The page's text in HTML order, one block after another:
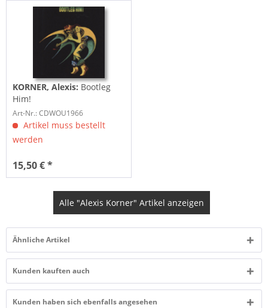
KORNER, Alexis: Bootleg
Him!
Art-Nr.: CDWOU1966
Artikel muss bestellt
werden
15,50 € *
Alle "Alexis Korner" Artikel anzeigen
Ähnliche Artikel
Kunden kauften auch
Kunden haben sich ebenfalls angesehen